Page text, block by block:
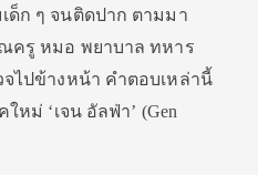
ก ๆ จนติดปาก ตามมา
รู หมอ พยาบาล ทหาร
ไปข้างหน้า คำตอบเหล่านี้
หม่ ‘เจน อัลฟ่า’ (Gen